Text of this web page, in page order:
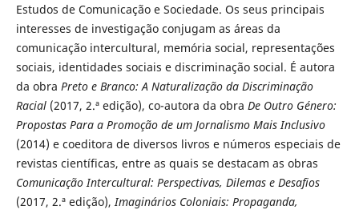
Estudos de Comunicação e Sociedade. Os seus principais
interesses de investigação conjugam as áreas da
comunicação intercultural, memória social, representações
sociais, identidades sociais e discriminação social. É autora
da obra Preto e Branco: A Naturalização da Discriminação
Racial(2017, 2.ª edição), co-autora da obra De Outro Género:
Propostas Para a Promoção de um Jornalismo Mais Inclusivo
(2014) e coeditora de diversos livros e números especiais de
revistas científicas, entre as quais se destacam as obras
Comunicação Intercultural: Perspectivas, Dilemas e Desafios
(2017, 2.ª edição), Imaginários Coloniais: Propaganda,